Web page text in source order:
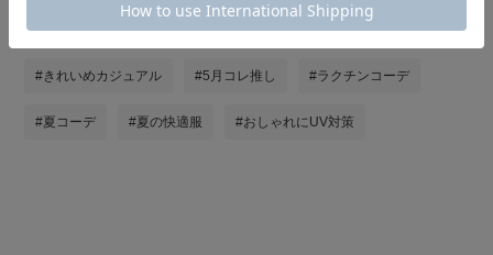
#オトナカジュアル #初夏のリラックススタイル
#きれいめカジュアル #5月コレ推し #ラクチンコーデ
#夏コーデ #夏の快適服 #おしゃれにUV対策